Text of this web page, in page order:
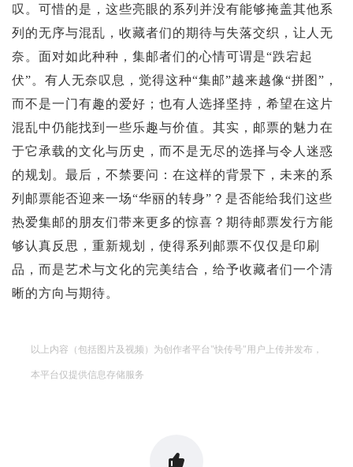
叹。可惜的是，这些亮眼的系列并没有能够掩盖其他系
列的无序与混乱，收藏者们的期待与失落交织，让人无
奈。面对如此种种，集邮者们的心情可谓是“跌宕起
伏”。有人无奈叹息，觉得这种“集邮”越来越像“拼图”，
而不是一门有趣的爱好；也有人选择坚持，希望在这片
混乱中仍能找到一些乐趣与价值。其实，邮票的魅力在
于它承载的文化与历史，而不是无尽的选择与令人迷惑
的规划。最后，不禁要问：在这样的背景下，未来的系
列邮票能否迎来一场“华丽的转身”？是否能给我们这些
热爱集邮的朋友们带来更多的惊喜？期待邮票发行方能
够认真反思，重新规划，使得系列邮票不仅仅是印刷
品，而是艺术与文化的完美结合，给予收藏者们一个清
晰的方向与期待。
以上内容（包括图片及视频）为创作者平台"快传号"用户上传并发布，
本平台仅提供信息存储服务